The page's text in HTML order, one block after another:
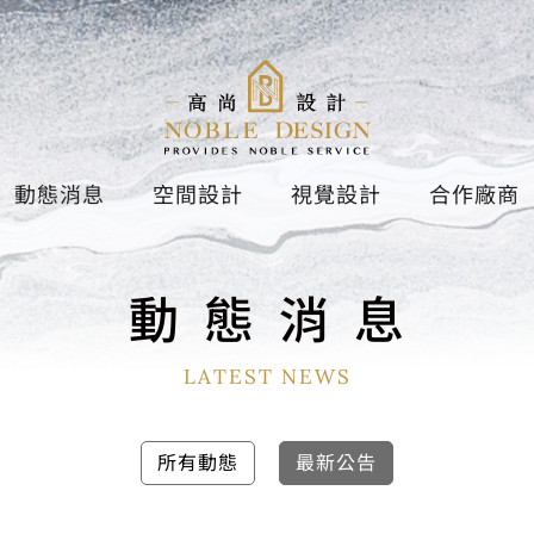
動態消息 空間設計 視覺設計 合作廠商
動 態 消 息
LATEST NEWS
所有動態 最新公告